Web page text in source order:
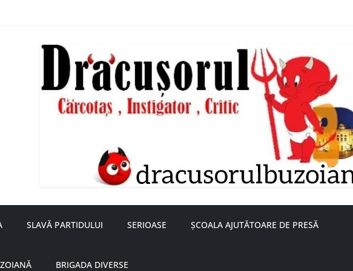
SLAVĂ PARTIDULUI SERIOASE ȘCOALA AJUTĂTOARE DE PRESĂ
BRIGADA DIVERSE